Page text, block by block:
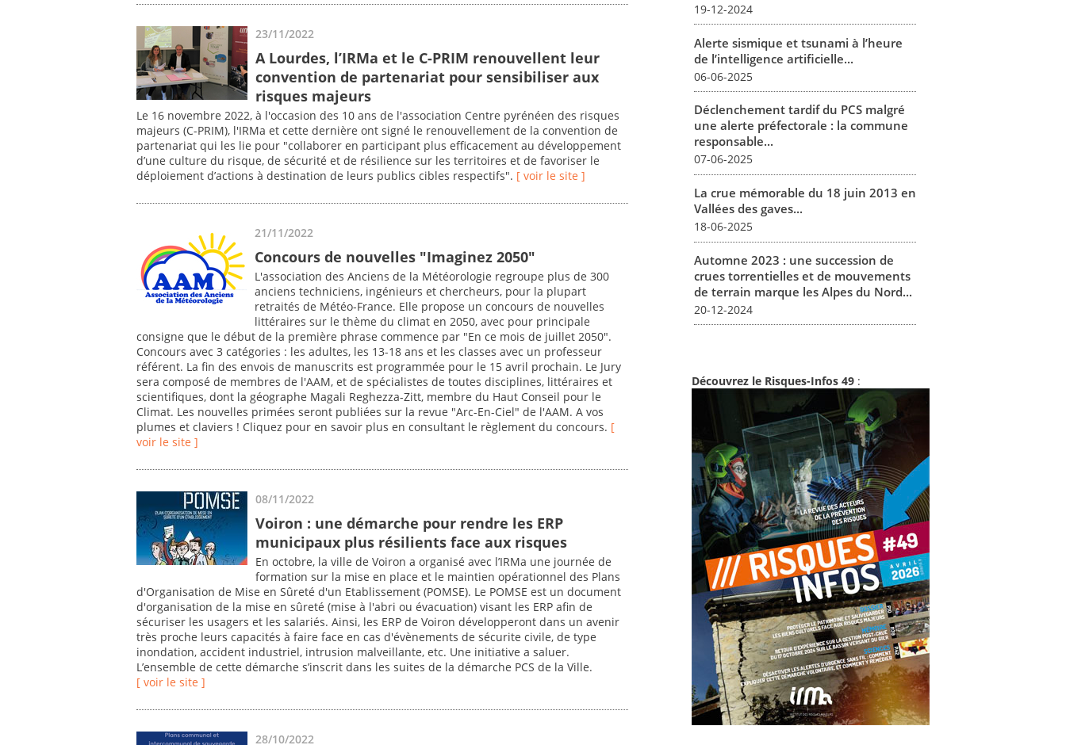
23/11/2022
A Lourdes, l’IRMa et le C-PRIM renouvellent leur
convention de partenariat pour sensibiliser aux
risques majeurs
Le 16 novembre 2022, à l'occasion des 10 ans de l'association Centre pyrénéen des risques
majeurs (C-PRIM), l'IRMa et cette dernière ont signé le renouvellement de la convention de
partenariat qui les lie pour "collaborer en participant plus efficacement au développement
d’une culture du risque, de sécurité et de résilience sur les territoires et de favoriser le
déploiement d’actions à destination de leurs publics cibles respectifs". [ voir le site ]
21/11/2022
Concours de nouvelles "Imaginez 2050"
L'association des Anciens de la Météorologie regroupe plus de 300
anciens techniciens, ingénieurs et chercheurs, pour la plupart
retraités de Météo-France. Elle propose un concours de nouvelles
littéraires sur le thème du climat en 2050, avec pour principale
consigne que le début de la première phrase commence par "En ce mois de juillet 2050".
Concours avec 3 catégories : les adultes, les 13-18 ans et les classes avec un professeur
référent. La fin des envois de manuscrits est programmée pour le 15 avril prochain. Le Jury
sera composé de membres de l'AAM, et de spécialistes de toutes disciplines, littéraires et
scientifiques, dont la géographe Magali Reghezza-Zitt, membre du Haut Conseil pour le
Climat. Les nouvelles primées seront publiées sur la revue "Arc-En-Ciel" de l'AAM. A vos
plumes et claviers ! Cliquez pour en savoir plus en consultant le règlement du concours. [
voir le site ]
08/11/2022
Voiron : une démarche pour rendre les ERP
municipaux plus résilients face aux risques
En octobre, la ville de Voiron a organisé avec l’IRMa une journée de
formation sur la mise en place et le maintien opérationnel des Plans
d'Organisation de Mise en Sûreté d'un Etablissement (POMSE). Le POMSE est un document
d'organisation de la mise en sûreté (mise à l'abri ou évacuation) visant les ERP afin de
sécuriser les usagers et les salariés. Ainsi, les ERP de Voiron développeront dans un avenir
très proche leurs capacités à faire face en cas d'évènements de sécurite civile, de type
inondation, accident industriel, intrusion malveillante, etc. Une initiative a saluer.
L’ensemble de cette démarche s’inscrit dans les suites de la démarche PCS de la Ville.
[ voir le site ]
28/10/2022
19-12-2024
Alerte sismique et tsunami à l’heure
de l’intelligence artificielle...
06-06-2025
Déclenchement tardif du PCS malgré
une alerte préfectorale : la commune
responsable...
07-06-2025
La crue mémorable du 18 juin 2013 en
Vallées des gaves...
18-06-2025
Automne 2023 : une succession de
crues torrentielles et de mouvements
de terrain marque les Alpes du Nord...
20-12-2024
Découvrez le Risques-Infos 49 :